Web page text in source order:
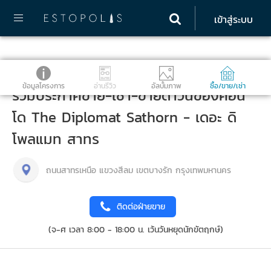
เข้าสู่ระบบ
ข้อมูลโครงการ อ่านรีวิว อัลบั้มภาพ ซื้อ/ขาย/เช่า
รวมประกาศขาย-เช่า-ขายดาวน์ของคอน
โด The Diplomat Sathorn - เดอะ ดิ
โพลแมท สาทร
ถนนสาทรเหนือ แขวงสีลม เขตบางรัก กรุงเทพมหานคร
ติดต่อฝ่ายขาย
(จ-ศ เวลา 8:00 - 18:00 น. เว้นวันหยุดนักขัตฤกษ์)